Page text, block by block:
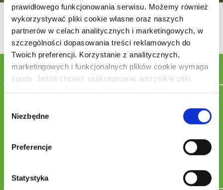
prawidłowego funkcjonowania serwisu. Możemy również
wykorzystywać pliki cookie własne oraz naszych
partnerów w celach analitycznych i marketingowych, w
szczególności dopasowania treści reklamowych do
Twoich preferencji. Korzystanie z analitycznych,
marketingowych i funkcjonalnych plików cookie wymaga
zgody. Jeżeli chcesz zaakceptować wszystkie pliki
cookie innych niż niezbędne pliki cookie, kliknij „Odrzuć
wszystkie”. Jeżeli chcesz dostosować swoje zgody dla
nas i naszych partnerów, kliknij „Zarządzaj cookies”.
Pamiętaj, że każdą z wyrażonych zgód możesz wycofać
ustawienia.Korzystanie z plików cookie we wskazanych
powyżej celach związane jest z przetwarzaniem Twoich
zgody
Niezbędne
Preferencje
Statystyka
Kalafior nadziewany mięsem
Składniki
1 szt jajo
1 szczypta pieprz
0.5 łyżeczki zioła prowansalskie
100 g ser gouda